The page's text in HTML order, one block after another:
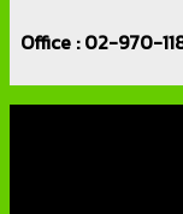
Office : 02-970-